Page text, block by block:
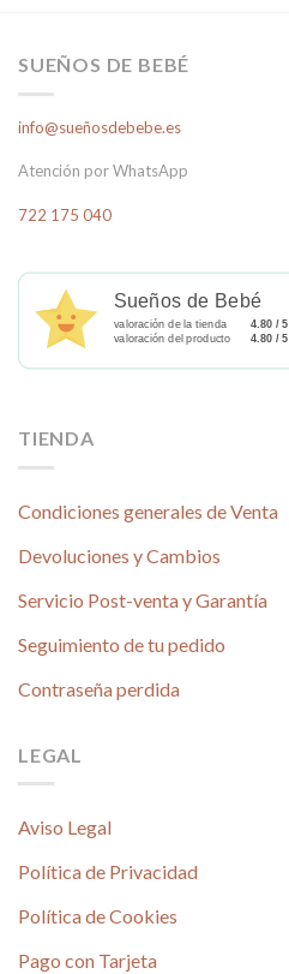
Las
pueden
en
SUEÑOS DE BEBÉ
info@sueñosdebebe.es
Atención por WhatsApp
722 175 040
Sueños de Bebé
valoración de la tienda 4.80 / 5
valoración del producto 4.80 / 5
TIENDA
Condiciones generales de Venta
Devoluciones y Cambios
Servicio Post-venta y Garantía
Seguimiento de tu pedido
Contraseña perdida
LEGAL
Aviso Legal
Política de Privacidad
Política de Cookies
Pago con Tarjeta